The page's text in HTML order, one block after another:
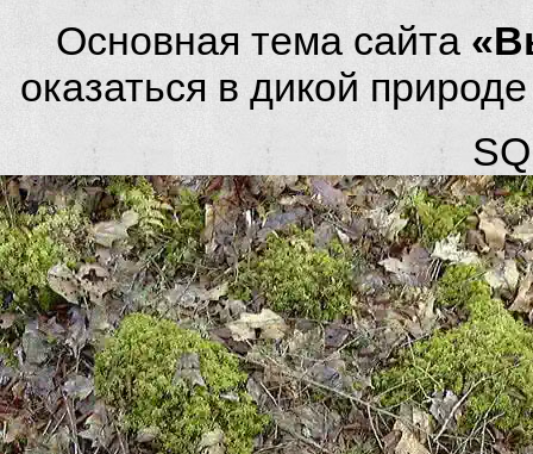
Основная тема сайта
оказаться в дикой